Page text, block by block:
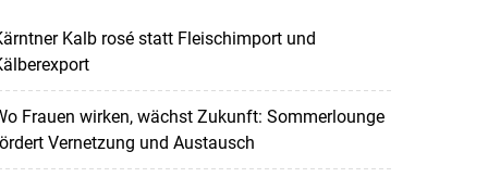
Kalb rosé statt Fleischimport und
Frauen wirken, wächst Zukunft: Sommerlounge
Vernetzung und Austausch